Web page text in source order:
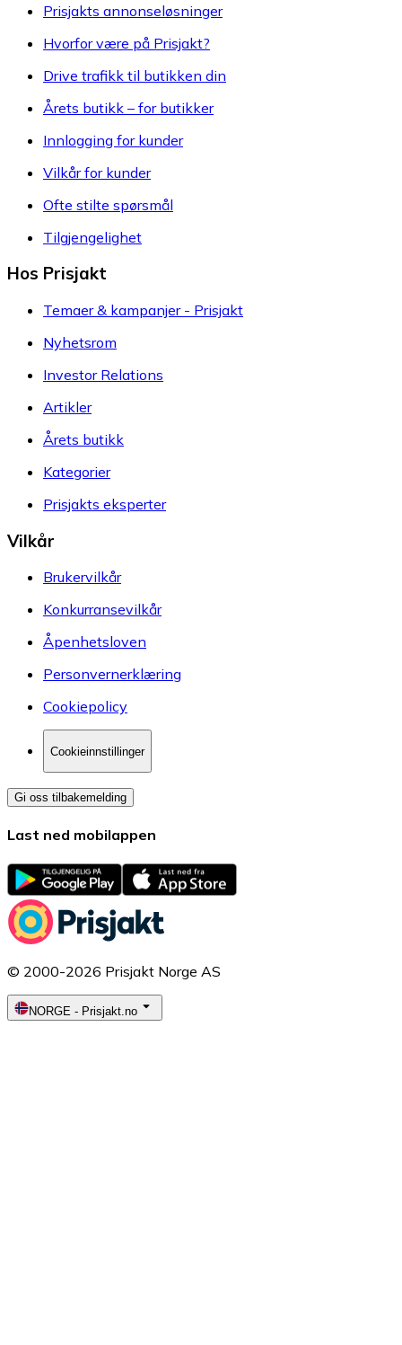
Prisjakts annonseløsninger
Hvorfor være på Prisjakt?
Drive trafikk til butikken din
Årets butikk – for butikker
Innlogging for kunder
Vilkår for kunder
Ofte stilte spørsmål
Tilgjengelighet
Hos Prisjakt
Temaer & kampanjer - Prisjakt
Nyhetsrom
Investor Relations
Artikler
Årets butikk
Kategorier
Prisjakts eksperter
Vilkår
Brukervilkår
Konkurransevilkår
Åpenhetsloven
Personvernerklæring
Cookiepolicy
Cookieinnstillinger
Gi oss tilbakemelding
Last ned mobilappen
© 2000-2026 Prisjakt Norge AS
NORGE - Prisjakt.no